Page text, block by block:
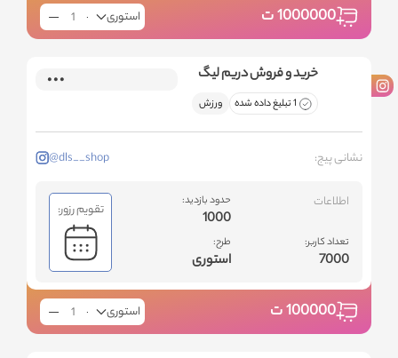
1000000ت استوری
خرید و فروش دریم لیگ
1 تبلیغ داده شده ورزش
نشانی پیج: @dls__shop
اطلاعات
تعداد کاربر:
7000
حدود بازدید:
1000
طرح:
استوری
تقویم رزور:
100000ت استوری